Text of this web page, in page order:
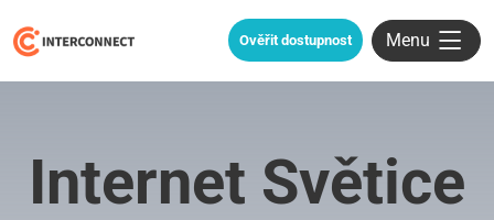
Ověřit dostupnost Menu
Internet Světice